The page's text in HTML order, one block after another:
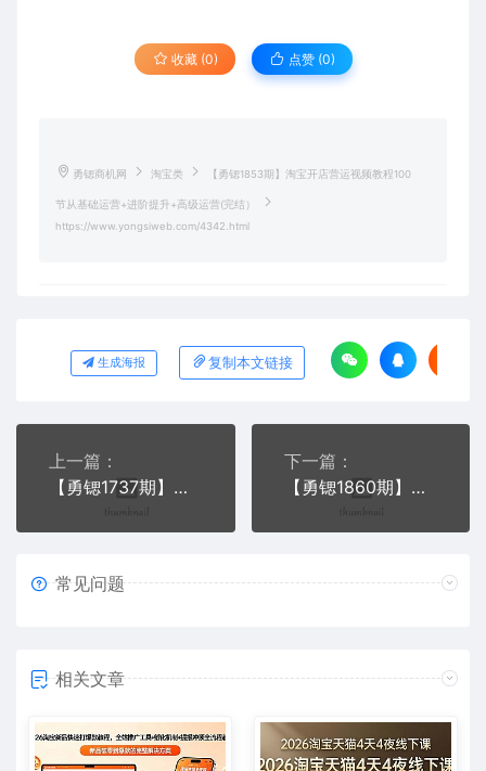
收藏 (0) 点赞 (0)
勇锶商机网 淘宝类 【勇锶1853期】淘宝开店营运视频教程100
节从基础运营+进阶提升+高级运营(完结）
https://www.yongsiweb.com/4342.html
生成海报 复制本文链接
上一篇：
【勇锶1737期】淘宝天猫运营推广培训课程新手开店到高手（无水印）
下一篇：
【勇锶1860期】侯帅·电商设计全能班第3期+资料
常见问题
相关文章